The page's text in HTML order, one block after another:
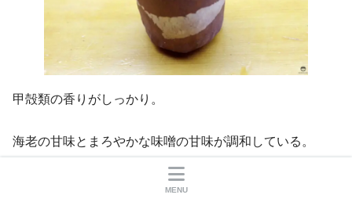
甲殻類の香りがしっかり。
海老の甘味とまろやかな味噌の甘味が調和している。
MENU